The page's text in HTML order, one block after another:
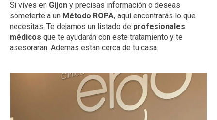
Si vives en Gijon y precisas información o deseas
someterte a un Método ROPA, aquí encontrarás lo que
necesitas. Te dejamos un listado de profesionales
médicos que te ayudarán con este tratamiento y te
asesorarán. Además están cerca de tu casa.